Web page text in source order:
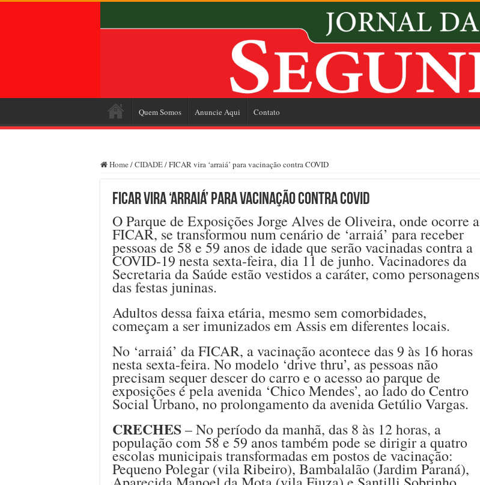
Quem Somos Anuncie Aqui Contato
Home /CIDADE/FICAR vira ‘arraiá’ para vacinação contra COVID
FICAR vira ‘arraiá’ para vacinação contra COVID
O Parque de Exposições Jorge Alves de Oliveira, onde ocorre a
FICAR, se transformou num cenário de ‘arraiá’ para receber
pessoas de 58 e 59 anos de idade que serão vacinadas contra a
COVID-19 nesta sexta-feira, dia 11 de junho. Vacinadores da
Secretaria da Saúde estão vestidos a caráter, como personagens
das festas juninas.
Adultos dessa faixa etária, mesmo sem comorbidades,
começam a ser imunizados em Assis em diferentes locais.
No ‘arraiá’ da FICAR, a vacinação acontece das 9 às 16 horas
nesta sexta-feira. No modelo ‘drive thru’, as pessoas não
precisam sequer descer do carro e o acesso ao parque de
exposições é pela avenida ‘Chico Mendes’, ao lado do Centro
Social Urbano, no prolongamento da avenida Getúlio Vargas.
CRECHES– No período da manhã, das 8 às 12 horas, a
população com 58 e 59 anos também pode se dirigir a quatro
escolas municipais transformadas em postos de vacinação:
Pequeno Polegar (vila Ribeiro), Bambalalão (Jardim Paraná),